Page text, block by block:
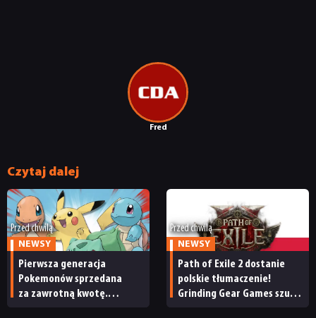
Fred
Czytaj dalej
Przed chwilą
NEWSY
Pierwsza generacja
Pokemonów sprzedana
za zawrotną kwotę.
Przed chwilą
NEWSY
Path of Exile 2 dostanie
polskie tłumaczenie!
Grinding Gear Games szuka